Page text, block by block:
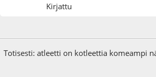
Kirjattu
Totisesti: atleetti on kotleettia komeampi